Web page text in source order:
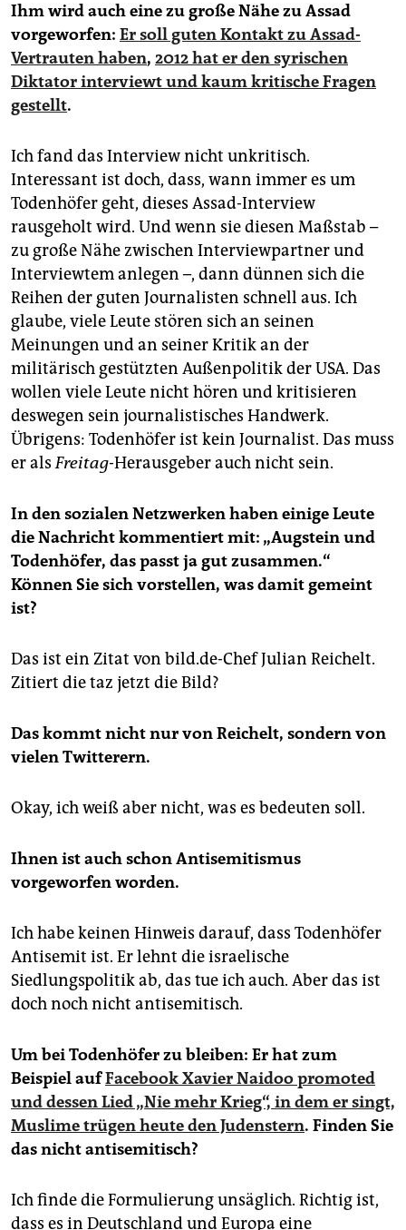
Ihm wird auch eine zu große Nähe zu Assad
vorgeworfen: Er soll guten Kontakt zu Assad-
Vertrauten haben, 2012 hat er den syrischen
Diktator interviewt und kaum kritische Fragen
gestellt.
Ich fand das Interview nicht unkritisch.
Interessant ist doch, dass, wann immer es um
Todenhöfer geht, dieses Assad-Interview
rausgeholt wird. Und wenn sie diesen Maßstab –
zu große Nähe zwischen Interviewpartner und
Interviewtem anlegen –, dann dünnen sich die
Reihen der guten Journalisten schnell aus. Ich
glaube, viele Leute stören sich an seinen
Meinungen und an seiner Kritik an der
militärisch gestützten Außenpolitik der USA. Das
wollen viele Leute nicht hören und kritisieren
deswegen sein journalistisches Handwerk.
Übrigens: Todenhöfer ist kein Journalist. Das muss
er alsFreitag-Herausgeber auch nicht sein.
In den sozialen Netzwerken haben einige Leute
die Nachricht kommentiert mit: „Augstein und
Todenhöfer, das passt ja gut zusammen.“
Können Sie sich vorstellen, was damit gemeint
ist?
Das ist ein Zitat von bild.de-Chef Julian Reichelt.
Zitiert die taz jetzt die Bild?
Das kommt nicht nur von Reichelt, sondern von
vielen Twitterern.
Okay, ich weiß aber nicht, was es bedeuten soll.
Ihnen ist auch schon Antisemitismus
vorgeworfen worden.
Ich habe keinen Hinweis darauf, dass Todenhöfer
Antisemit ist. Er lehnt die israelische
Siedlungspolitik ab, das tue ich auch. Aber das ist
doch noch nicht antisemitisch.
Um bei Todenhöfer zu bleiben: Er hat zum
Beispiel aufFacebook Xavier Naidoo promoted
und dessen Lied „Nie mehr Krieg“, in dem er singt,
Muslime trügen heute den Judenstern. Finden Sie
das nicht antisemitisch?
Ich finde die Formulierung unsäglich. Richtig ist,
dass es in Deutschland und Europa eine